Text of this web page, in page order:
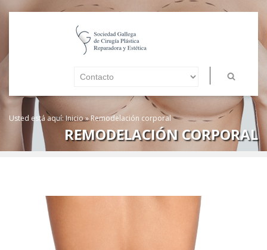
Usted está aquí:Inicio»Remodelación corporal
REMODELACIÓN CORPORAL